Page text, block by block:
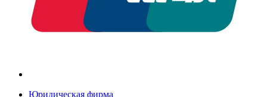
Юридическая фирма